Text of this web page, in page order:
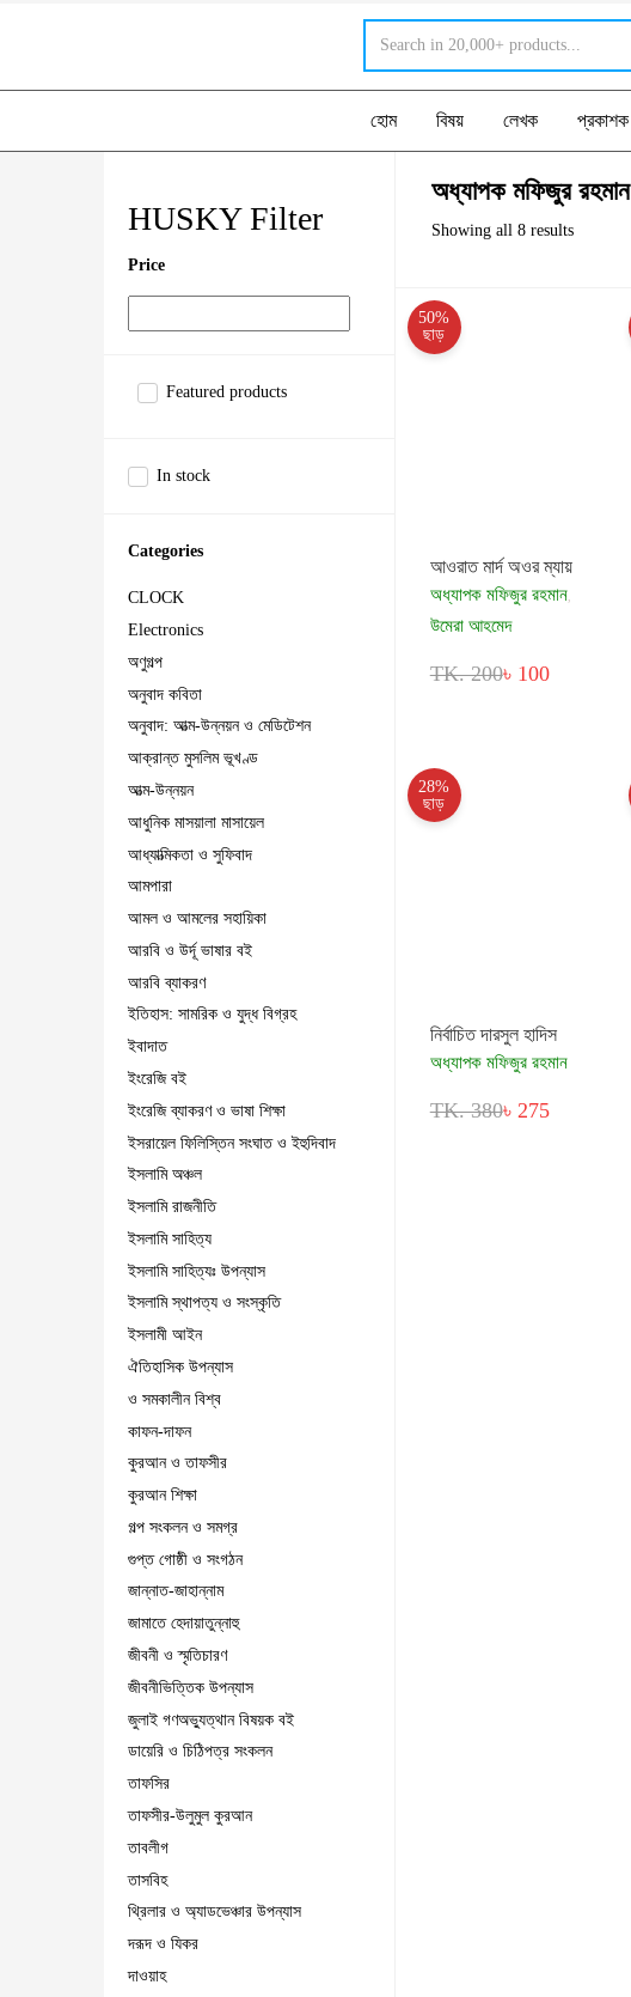
হোম বিষয় লেখক প্রকাশক
HUSKY Filter
Price
Featured products
In stock
Categories
CLOCK
Electronics
অণুগল্প
অনুবাদ কবিতা
অনুবাদ: আত্ম-উন্নয়ন ও মেডিটেশন
আক্রান্ত মুসলিম ভূখণ্ড
আত্ম-উন্নয়ন
আধুনিক মাসয়ালা মাসায়েল
আধ্যাত্মিকতা ও সুফিবাদ
আমপারা
আমল ও আমলের সহায়িকা
আরবি ও উর্দূ ভাষার বই
আরবি ব্যাকরণ
ইতিহাস: সামরিক ও যুদ্ধ বিগ্রহ
ইবাদাত
ইংরেজি বই
ইংরেজি ব্যাকরণ ও ভাষা শিক্ষা
ইসরায়েল ফিলিস্তিন সংঘাত ও ইহুদিবাদ
ইসলামি অঞ্চল
ইসলামি রাজনীতি
ইসলামি সাহিত্য
ইসলামি সাহিত্যঃ উপন্যাস
ইসলামি স্থাপত্য ও সংস্কৃতি
ইসলামী আইন
ঐতিহাসিক উপন্যাস
ও সমকালীন বিশ্ব
কাফন-দাফন
কুরআন ও তাফসীর
কুরআন শিক্ষা
গল্প সংকলন ও সমগ্র
গুপ্ত গোষ্ঠী ও সংগঠন
জান্নাত-জাহান্নাম
জামাতে হেদায়াতুন্নাহু
জীবনী ও স্মৃতিচারণ
জীবনীভিত্তিক উপন্যাস
জুলাই গণঅভ্যুত্থান বিষয়ক বই
ডায়েরি ও চিঠিপত্র সংকলন
তাফসির
তাফসীর-উলুমুল কুরআন
তাবলীগ
তাসবিহ
থ্রিলার ও অ্যাডভেঞ্চার উপন্যাস
দরূদ ও যিকর
দাওয়াহ
অধ্যাপক মফিজুর রহমান
Showing all 8 results
50%
ছাড়
আওরাত মার্দ অওর ম্যায়
অধ্যাপক মফিজুর রহমান,
উমেরা আহমেদ
TK. 200৳ 100
28%
ছাড়
নির্বাচিত দারসুল হাদিস
অধ্যাপক মফিজুর রহমান
TK. 380৳ 275